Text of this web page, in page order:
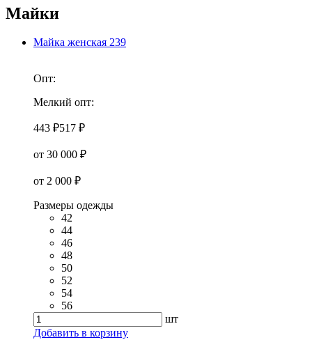
Майки
Майка женская 239
Опт:
Мелкий опт:
443 ₽517 ₽
от 30 000 ₽
от 2 000 ₽
Размеры одежды
42
44
46
48
50
52
54
56
шт
Добавить в корзину